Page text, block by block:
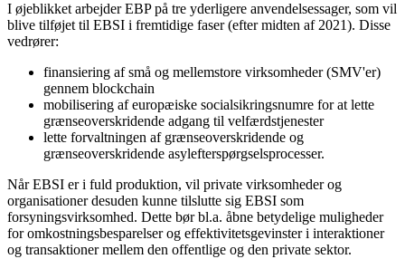
I øjeblikket arbejder EBP på tre yderligere anvendelsessager, som vil
blive tilføjet til EBSI i fremtidige faser (efter midten af 2021). Disse
vedrører:
finansiering af små og mellemstore virksomheder (SMV'er)
gennem blockchain
mobilisering af europæiske socialsikringsnumre for at lette
grænseoverskridende adgang til velfærdstjenester
lette forvaltningen af grænseoverskridende og
grænseoverskridende asylefterspørgselsprocesser.
Når EBSI er i fuld produktion, vil private virksomheder og
organisationer desuden kunne tilslutte sig EBSI som
forsyningsvirksomhed. Dette bør bl.a. åbne betydelige muligheder
for omkostningsbesparelser og effektivitetsgevinster i interaktioner
og transaktioner mellem den offentlige og den private sektor.